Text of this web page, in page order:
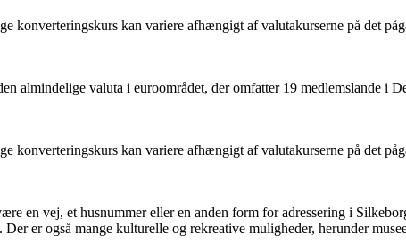
konverteringskurs kan variere afhængigt af valutakurserne på det
almindelige valuta i euroområdet, der omfatter 19 medlemslande i
konverteringskurs kan variere afhængigt af valutakurserne på det
en vej, et husnummer eller en anden form for adressering i
er også mange kulturelle og rekreative muligheder, herunder